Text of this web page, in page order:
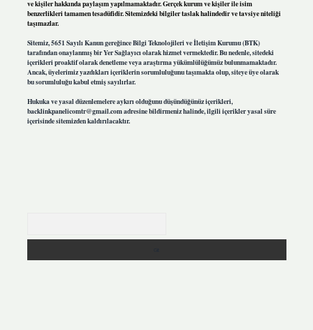
ve kişiler hakkında paylaşım yapılmamaktadır. Gerçek kurum ve kişiler ile isim
benzerlikleri tamamen tesadüfidir. Sitemizdeki bilgiler taslak halindedir ve tavsiye niteliği
taşımazlar.
Sitemiz, 5651 Sayılı Kanun gereğince Bilgi Teknolojileri ve İletişim Kurumu (BTK)
tarafından onaylanmış bir Yer Sağlayıcı olarak hizmet vermektedir. Bu nedenle, sitedeki
içerikleri proaktif olarak denetleme veya araştırma yükümlülüğümüz bulunmamaktadır.
Ancak, üyelerimiz yazdıkları içeriklerin sorumluluğunu taşımakta olup, siteye üye olarak
bu sorumluluğu kabul etmiş sayılırlar.
Hukuka ve yasal düzenlemelere aykırı olduğunu düşündüğünüz içerikleri,
backlinkpanelicomtr@gmail.comadresine bildirmeniz halinde, ilgili içerikler yasal süre
içerisinde sitemizden kaldırılacaktır.